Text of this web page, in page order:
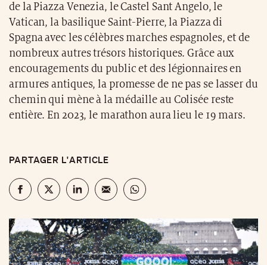
de la Piazza Venezia, le Castel Sant Angelo, le
Vatican, la basilique Saint-Pierre, la Piazza di
Spagna avec les célèbres marches espagnoles, et de
nombreux autres trésors historiques. Grâce aux
encouragements du public et des légionnaires en
armures antiques, la promesse de ne pas se lasser du
chemin qui mène à la médaille au Colisée reste
entière. En 2023, le marathon aura lieu le 19 mars.
PARTAGER L'ARTICLE